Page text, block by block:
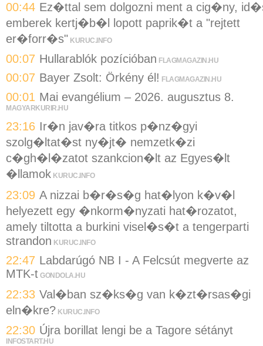
00:44 Ez�ttal sem dolgozni ment a cig�ny,
emberek kertj�b�l lopott paprik�t a "rejtett
er�forr�s" KURUC.INFO
00:07 Hullarablók pozícióban FLAGMAGAZIN.HU
00:07 Bayer Zsolt: Örkény él! FLAGMAGAZIN.HU
00:01 Mai evangélium – 2026. augusztus 8.
MAGYARKURIR.HU
23:16 Ir�n jav�ra titkos p�nz�gyi
szolg�ltat�st ny�jt� nemzetk�zi
c�gh�l�zatot szankcion�lt az Egyes�lt
�llamok KURUC.INFO
23:09 A nizzai b�r�s�g hat�lyon k�v�l
helyezett egy �nkorm�nyzati hat�rozatot,
amely tiltotta a burkini visel�s�t a tengerparti
strandon KURUC.INFO
22:47 Labdarúgó NB I - A Felcsút megverte az
MTK-t GONDOLA.HU
22:33 Val�ban sz�ks�g van k�zt�rsas�gi
eln�kre? KURUC.INFO
22:30 Újra borillat lengi be a Tagore sétányt
INFOSTART.HU